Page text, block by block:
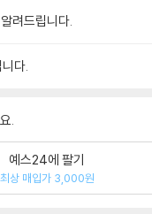
려드립니다.
다.
.
예스24에 팔기
최상 매입가 3,000원